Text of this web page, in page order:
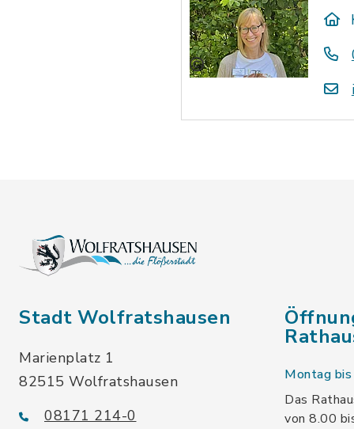
Stadt Wolfratshausen
Marienplatz 1
82515 Wolfratshausen
08171 214-0
Montag
Das
von 8.00